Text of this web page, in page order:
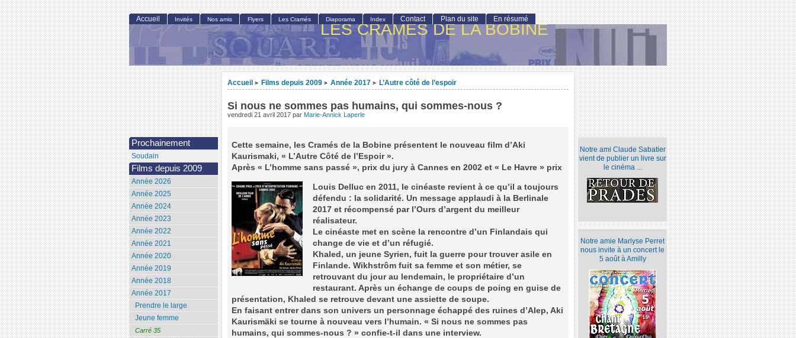
LES CRAMÉS DE LA BOBINE
Accueil > Films depuis 2009 > Année 2017 > L’Autre côté de l’espoir
Si nous ne sommes pas humains, qui sommes-nous ?
vendredi 21 avril 2017 par Marie-Annick Laperle
Cette semaine, les Cramés de la Bobine présentent le nouveau film d’Aki
Kaurismaki, « L’Autre Côté de l’Espoir ».
Après « L’homme sans passé », prix du jury à Cannes en 2002 et « Le Havre » prix
Louis Delluc en 2011, le cinéaste revient à ce qu’il a toujours
défendu : la solidarité. Un message applaudi à la Berlinale
2017 et récompensé par l’Ours d’argent du meilleur
réalisateur.
Le cinéaste met en scène la rencontre d’un Finlandais qui
change de vie et d’un réfugié.
Khaled, un jeune Syrien, fuit la guerre pour trouver asile en
Finlande. Wikhstrôm fuit sa femme et son métier, se
retrouvant du jour au lendemain, le propriétaire d’un
restaurant. Après un échange de coups de poing en guise de
présentation, Khaled se retrouve devant une assiette de soupe.
En faisant entrer dans son univers un personnage échappé des ruines d’Alep, Aki
Kaurismäki se tourne à nouveau vers l’humain. « Si nous ne sommes pas
humains, qui sommes-nous ? » confie-t-il dans une interview.
Notre ami Claude Sabatier
vient de publier un livre sur
le cinéma ...
Notre amie Marlyse Perret
nous invite à un concert le
5 août à Amilly
Accueil Invités Nos amis Flyers Les Cramés Diaporama Index Contact Plan du site En résumé
Prochainement
Soudain
Films depuis 2009
Année 2026
Année 2025
Année 2024
Année 2023
Année 2022
Année 2021
Année 2020
Année 2019
Année 2018
Année 2017
Prendre le large
Jeune femme
Carré 35